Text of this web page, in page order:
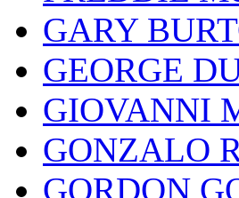
GARY
GEORGE
GIOVANNI
GONZALO
GORDON